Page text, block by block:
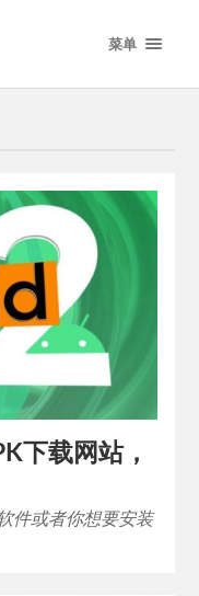
菜单
下载网站，
件或者你想要安装